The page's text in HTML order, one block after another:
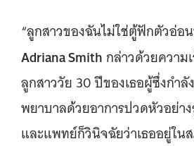
“ลูกสาวของฉันไม่ใช่ตู้ฟักตัวอ่อ
Adriana Smith กล่าวด้วยควา
ลูกสาววัย 30 ปีของเธอผู้ซึ่งกำลั
พยาบาลด้วยอาการปวดหัวอย่า
และแพทย์ก็วินิจฉัยว่าเธออยู่ในส